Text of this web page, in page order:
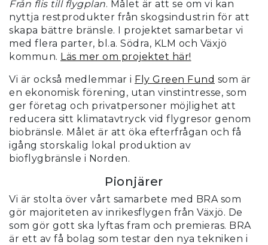
Från flis till flygplan. Målet är att se om vi kan
nyttja restprodukter från skogsindustrin för att
skapa bättre bränsle. I projektet samarbetar vi
med flera parter, bl.a. Södra, KLM och Växjö
kommun. Läs mer om projektet här!
Vi är också medlemmar i Fly Green Fund som är
en ekonomisk förening, utan vinstintresse, som
ger företag och privatpersoner möjlighet att
reducera sitt klimatavtryck vid flygresor genom
biobränsle. Målet är att öka efterfrågan och få
igång storskalig lokal produktion av
bioflygbränsle i Norden.
Pionjärer
Vi är stolta över vårt samarbete med BRA som
gör majoriteten av inrikesflygen från Växjö. De
som gör gott ska lyftas fram och premieras. BRA
är ett av få bolag som testar den nya tekniken i